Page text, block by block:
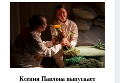
втором этапе фестиваля
«Монокль»
Ксения Павлова выпускает